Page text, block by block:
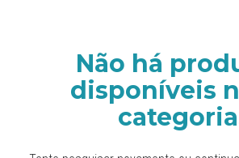
Não há
disponíveis